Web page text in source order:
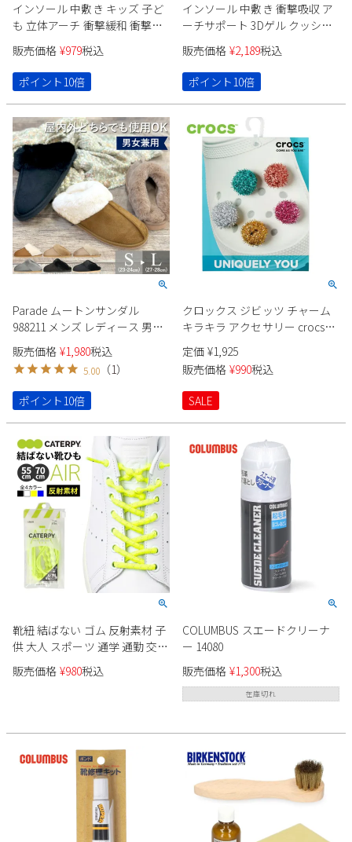
インソール 中敷き キッズ 子ど
も 立体アーチ 衝撃緩和 衝撃分
散 疲れにくい 抗菌 防臭 EVAク
ッション メッシュ素材 パレー
ド 998143
販売価格 ¥979税込
ポイント10倍
インソール 中敷き 衝撃吸収 ア
ーチサポート 3Dゲル クッショ
ンインソール 疲労軽減 疲れに
くい 抗菌 防臭 立ち仕事 ウォー
キング メンズ レディース パレ
ード 998141 998142
販売価格 ¥2,189税込
ポイント10倍
Parade ムートンサンダル
988211 メンズ レディース 男女
兼用 冬サンダル スリッパ ふわ
ふわ あったかい 防寒
販売価格 ¥1,980税込
5.00 （1）
ポイント10倍
クロックス ジビッツ チャーム
キラキラ アクセサリー crocs
JIBBITZ 10169 ハイローディス
コ DISCO 5カラー
定価 ¥1,925
販売価格 ¥990税込
SALE
靴紐 結ばない ゴム 反射素材 子
供 大人 スポーツ 通学 通勤 交通
安全 エアーキャタピー AIR
CATERPY 新モデル CAR55R
販売価格 ¥980税込
COLUMBUS スエードクリーナ
ー 14080
販売価格 ¥1,300税込
在庫切れ